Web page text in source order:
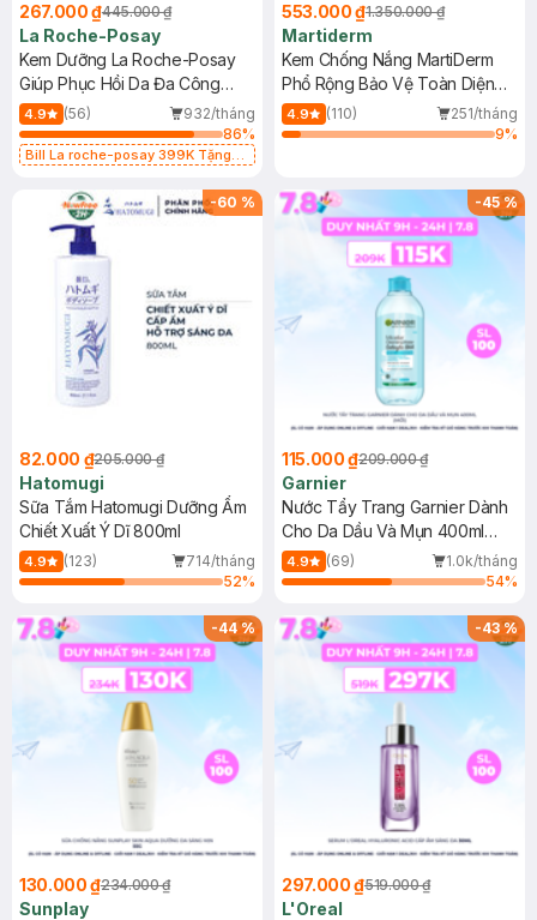
267.000 ₫445.000 ₫
La Roche-Posay
Kem Dưỡng La Roche-Posay
Giúp Phục Hồi Da Đa Công
Dụng 40ml
4.9 (56)
932/tháng
86%
Bill La roche-posay 399K Tặng
(SL có hạn)
553.000 ₫1.350.000 ₫
Martiderm
Kem Chống Nắng MartiDerm
Phổ Rộng Bảo Vệ Toàn Diện
40ml
4.9 (110)
251/tháng
9%
-60 %
82.000 ₫205.000 ₫
Hatomugi
Sữa Tắm Hatomugi Dưỡng Ẩm
Chiết Xuất Ý Dĩ 800ml
4.9 (123)
714/tháng
52%
-45%
115.000 ₫209.000 ₫
Garnier
Nước Tẩy Trang Garnier Dành
Cho Da Dầu Và Mụn 400ml
(Mới)
4.9 (69)
1.0k/tháng
54%
-44%
130.000 ₫234.000 ₫
Sunplay
-43%
297.000 ₫519.000 ₫
L'Oreal